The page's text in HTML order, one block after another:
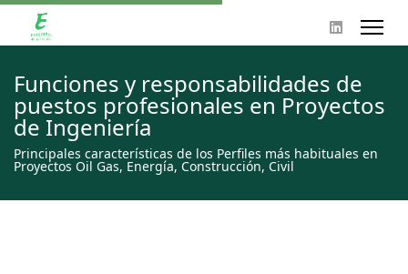
Funciones y responsabilidades de
puestos profesionales en Proyectos
de Ingeniería
Principales características de los Perfiles más habituales en
Proyectos Oil Gas, Energía, Construcción, Civil